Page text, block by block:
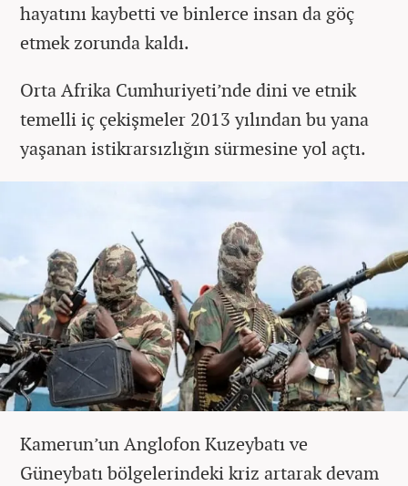
hayatını kaybetti ve binlerce insan da göç
etmek zorunda kaldı.
Orta Afrika Cumhuriyeti’nde dini ve etnik
temelli iç çekişmeler 2013 yılından bu yana
yaşanan istikrarsızlığın sürmesine yol açtı.
Kamerun’un Anglofon Kuzeybatı ve
Güneybatı bölgelerindeki kriz artarak devam